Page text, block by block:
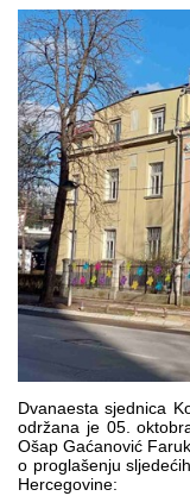
Servisi
Multimedija
Dvanaesta sjednica
održana je 05.
Ošap Gaćanović
o proglašenju
Hercegovine: